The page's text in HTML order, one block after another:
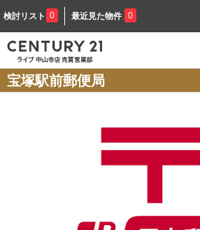
検討リスト 0 最近見た物件 0
宝塚駅前郵便局